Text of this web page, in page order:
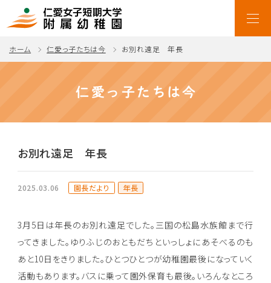
ホーム 仁愛っ子たちは今 お別れ遠足 年長
仁愛っ子たちは今
お別れ遠足 年長
2025.03.06 園長だより 年長
3月5日は年長のお別れ遠足でした。三国の松島水族館まで行
ってきました。ゆりふじのおともだちといっしょにあそべるのも
あと10日をきりました。ひとつひとつが幼稚園最後になっていく
活動もあります。バスに乗って園外保育も最後。いろんなところ